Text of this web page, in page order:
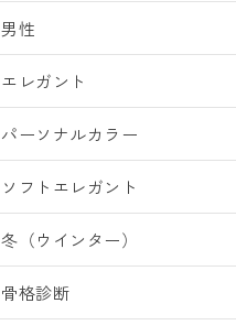
男性
エレガント
パーソナルカラー
ソフトエレガント
冬（ウインター）
骨格診断